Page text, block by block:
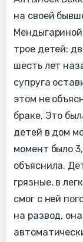
на своей
трое детей:
шесть лет
супруга
этом не
браке. Это
детей в дом
момент было
объяснила.
грязные, в
смог с ней
на развод,